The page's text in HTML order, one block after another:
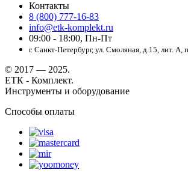
Контакты
8 (800) 777-16-83
info@etk-komplekt.ru
09:00 - 18:00, Пн-Пт
г. Санкт-Петербург, ул. Смоляная, д.15, лит. А,
© 2017 — 2025.
ЕТК - Комплект.
Инструменты и оборудование
Способы оплаты